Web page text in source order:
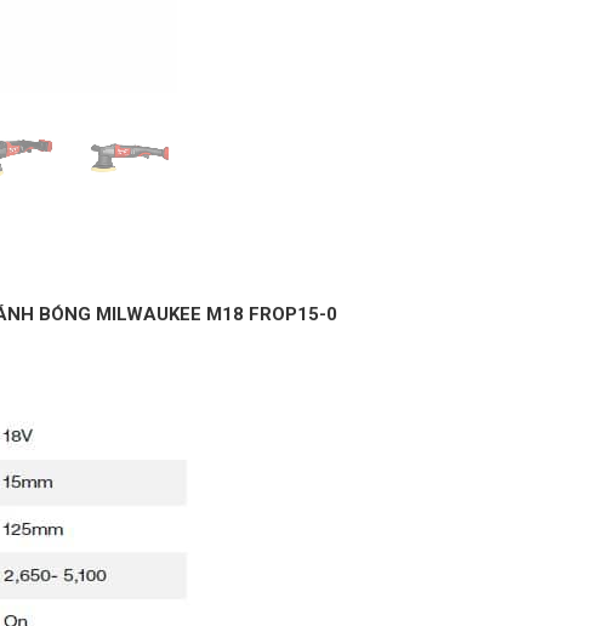
BÓNG MILWAUKEE M18 FROP15-0